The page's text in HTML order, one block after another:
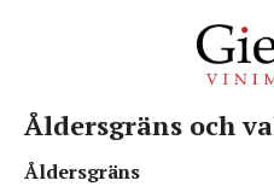
Åldersgräns och
Åldersgräns